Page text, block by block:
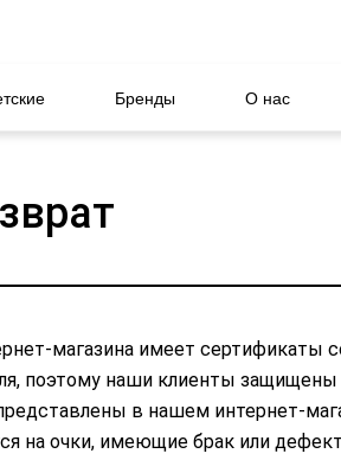
Бренды О нас
магазина имеет сертификаты
поэтому наши клиенты
в нашем интернет-
на очки, имеющие брак или